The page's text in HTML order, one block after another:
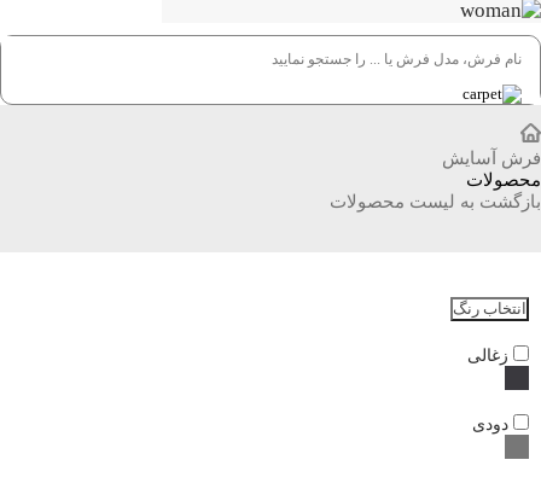
فرش آسایش
محصولات
بازگشت به لیست محصولات
انتخاب رنگ
زغالی
دودی